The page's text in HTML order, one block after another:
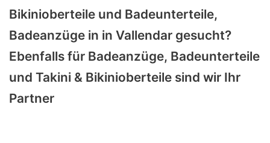
Bikinioberteile und Badeunterteile,
Badeanzüge in in Vallendar gesucht?
Ebenfalls für Badeanzüge, Badeunterteile
und Takini & Bikinioberteile sind wir Ihr
Partner